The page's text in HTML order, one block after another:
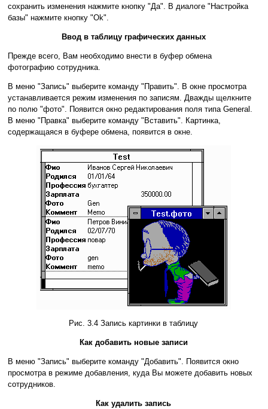
сохранить изменения нажмите кнопку "Да". В диалоге "Настройка
базы" нажмите кнопку "Ok".
Ввод в таблицу графических данных
Прежде всего, Вам необходимо внести в буфер обмена
фотографию сотрудника.
В меню "Запись" выберите команду "Править". В окне просмотра
устанавливается режим изменения по записям. Дважды щелкните
по полю "фото". Появится окно редактирования поля типа General.
В меню "Правка" выберите команду "Вставить". Картинка,
содержащаяся в буфере обмена, появится в окне.
Рис. 3.4 Запись картинки в таблицу
Как добавить новые записи
В меню "Запись" выберите команду "Добавить". Появится окно
просмотра в режиме добавления, куда Вы можете добавить новых
сотрудников.
Как удалить запись